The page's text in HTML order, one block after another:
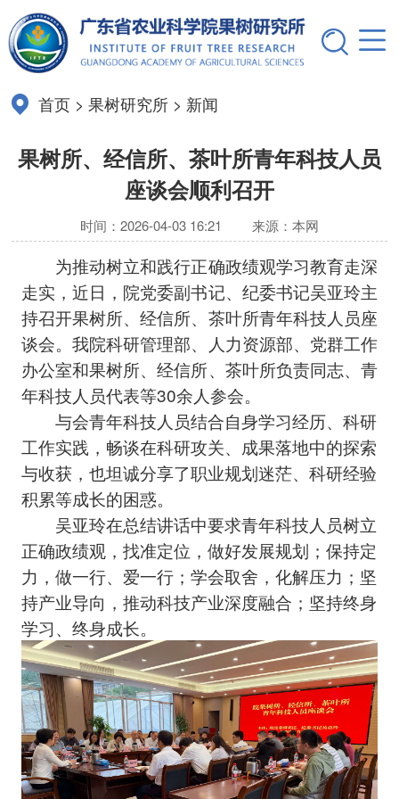
首页 >果树研究所 > 新闻
果树所、经信所、茶叶所青年科技人员
座谈会顺利召开
时间：2026-04-03 16:21 来源：本网
为推动树立和践行正确政绩观学习教育走深
走实，近日，院党委副书记、纪委书记吴亚玲主
持召开果树所、经信所、茶叶所青年科技人员座
谈会。我院科研管理部、人力资源部、党群工作
办公室和果树所、经信所、茶叶所负责同志、青
年科技人员代表等30余人参会。
与会青年科技人员结合自身学习经历、科研
工作实践，畅谈在科研攻关、成果落地中的探索
与收获，也坦诚分享了职业规划迷茫、科研经验
积累等成长的困惑。
吴亚玲在总结讲话中要求青年科技人员树立
正确政绩观，找准定位，做好发展规划；保持定
力，做一行、爱一行；学会取舍，化解压力；坚
持产业导向，推动科技产业深度融合；坚持终身
学习、终身成长。